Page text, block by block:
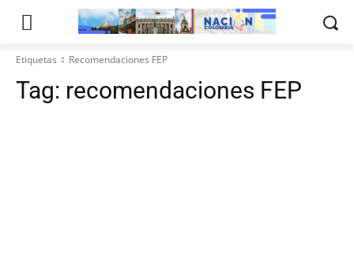
Etiquetas Recomendaciones FEP
Tag: recomendaciones FEP